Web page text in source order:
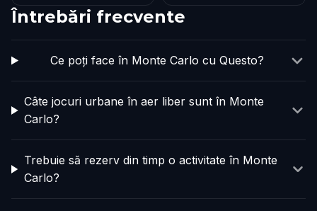
Întrebări frecvente
Ce poți face în Monte Carlo cu Questo?
Câte jocuri urbane în aer liber sunt în Monte
Carlo?
Trebuie să rezerv din timp o activitate în Monte
Carlo?